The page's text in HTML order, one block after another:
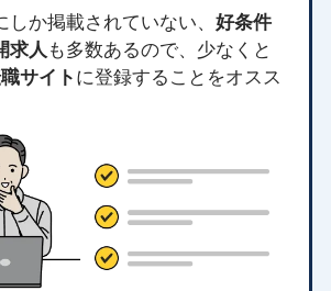
しか掲載されていない、好条件
求人 も多数あるので、少なくと
サイト に登録することをオスス